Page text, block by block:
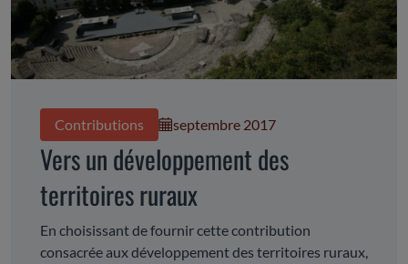
Contributions septembre 2017
Vers un développement des
territoires ruraux
En choisissant de fournir cette contribution
consacrée aux développement des territoires ruraux,